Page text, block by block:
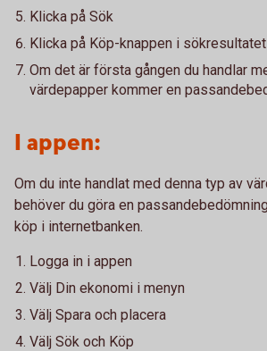
Klicka på Sök
Klicka på Köp-knappen i sökresultatet
Om det är första gången du handlar
värdepapper kommer en
I appen:
Om du inte handlat med denna typ av
behöver du göra en
köp i internetbanken.
Logga in i appen
Välj Din ekonomi i menyn
Välj Spara och placera
Välj Sök och Köp